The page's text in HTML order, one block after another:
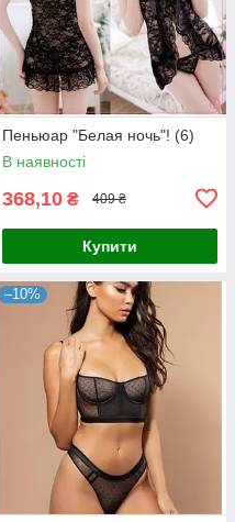
Пеньюар "Белая ночь"! (6)
В наявності
368,10 ₴ 409 ₴
Купити
–10%